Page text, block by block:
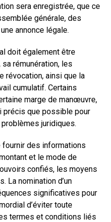
sera enregistrée, que ce
générale, des
annonce légale.
doit également être
rémunération, les
révocation, ainsi que la
cumulatif. Certains
marge de manœuvre,
précis que possible pour
juridiques.
des informations
et le mode de
confiés, les moyens
La nomination d’un
significatives pour
d’éviter toute
termes et conditions liés